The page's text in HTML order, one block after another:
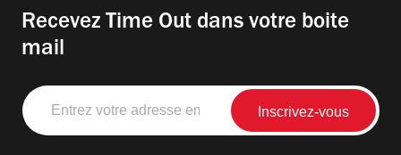
Recevez Time Out dans votre boite
mail
Entrez
votre
adresse